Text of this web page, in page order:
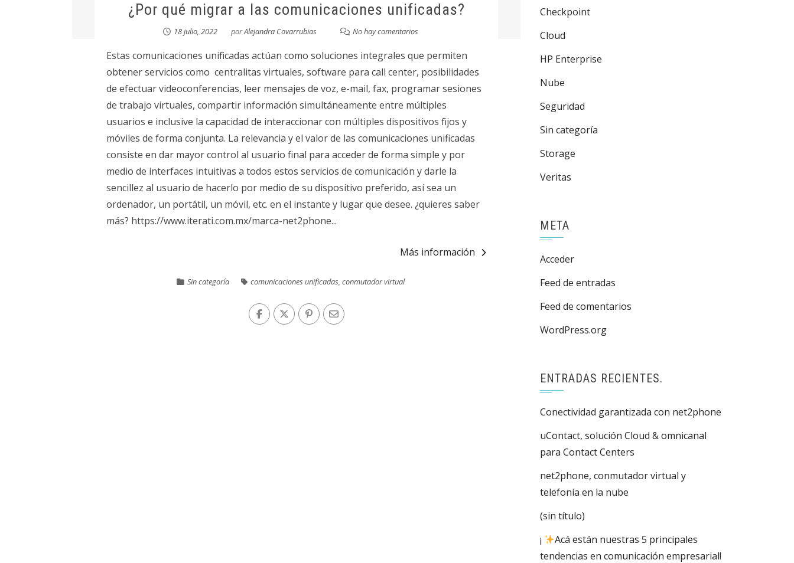
¿Por qué migrar a las comunicaciones unificadas?
18 julio, 2022 porAlejandra Covarrubias No hay comentarios
Estas comunicaciones unificadas actúan como soluciones integrales que permiten
obtener servicios como centralitas virtuales, software para call center, posibilidades
de efectuar videoconferencias, leer mensajes de voz, e-mail, fax, programar sesiones
de trabajo virtuales, compartir información simultáneamente entre múltiples
usuarios e inclusive la capacidad de interaccionar con múltiples dispositivos fijos y
móviles de forma conjunta. La relevancia y el valor de las comunicaciones unificadas
consiste en dar mayor control al usuario final para acceder de forma simple y por
medio de interfaces intuitivas a todos estos servicios de comunicación y darle la
sencillez al usuario de hacerlo por medio de su dispositivo preferido, así sea un
ordenador, un portátil, un móvil, etc. en el instante y lugar que desee. ¿quieres saber
más? https://www.iterati.com.mx/marca-net2phone...
Más información
Sin categoría comunicaciones unificadas, conmutador virtual
Checkpoint
Cloud
HP Enterprise
Nube
Seguridad
Sin categoría
Storage
Veritas
META
Acceder
Feed de entradas
Feed de comentarios
WordPress.org
ENTRADAS RECIENTES.
Conectividad garantizada con net2phone
uContact, solución Cloud & omnicanal
para Contact Centers
net2phone, conmutador virtual y
telefonía en la nube
(sin título)
¡
Acá están nuestras 5 principales
tendencias en comunicación empresarial!